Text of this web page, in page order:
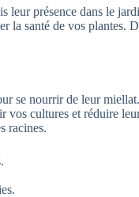
leur présence dans le
la santé de vos plantes.
se nourrir de leur
vos cultures et réduire
racines.